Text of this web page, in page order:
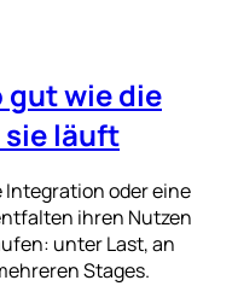
wie die
läuft
oder eine
ihren Nutzen
unter Last, an
Stages.